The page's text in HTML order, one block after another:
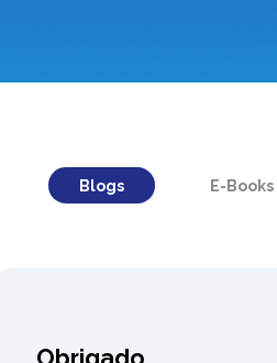
Blogs E-Books